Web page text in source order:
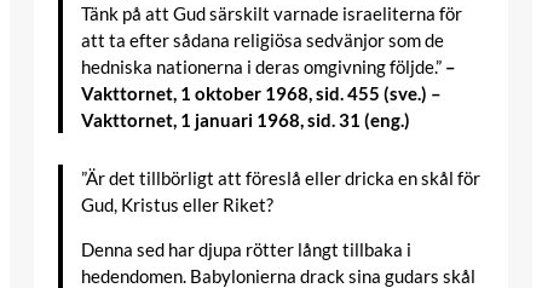
Tänk på att Gud särskilt varnade israeliterna för
att ta efter sådana religiösa sedvänjor som de
hedniska nationerna i deras omgivning följde.” –
Vakttornet, 1 oktober 1968, sid. 455 (sve.) –
Vakttornet, 1 januari 1968, sid. 31 (eng.)
”Är det tillbörligt att föreslå eller dricka en skål för
Gud, Kristus eller Riket?
Denna sed har djupa rötter långt tillbaka i
hedendomen. Babylonierna drack sina gudars skål